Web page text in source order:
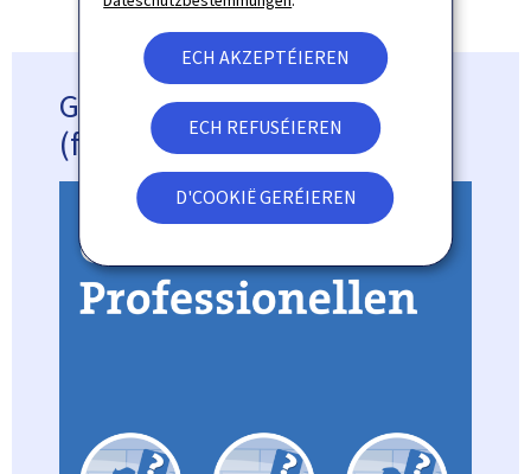
ECH AKZEPTÉIEREN
ECH REFUSÉIEREN
D'COOKIË GERÉIEREN
Guide fir de Professionellen
(franséisch)